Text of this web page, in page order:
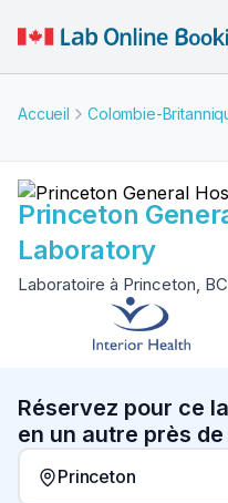
Accueil Colombie-
Princeton
Laboratory
Laboratoire à Princeton, BC
Réservez pour ce
en un autre près
Princeton